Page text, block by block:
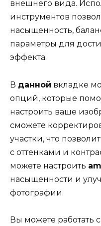
внешнего вида.
инструментов
насыщенность,
параметры для
эффекта.
В данной вкладке
опций, которые
настроить ваше
сможете
участки, что
с оттенками и
можете настроить
насыщенности и
фотографии.
Вы можете работать